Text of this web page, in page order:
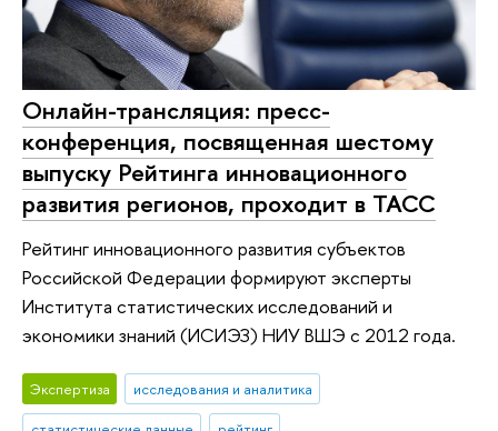
Онлайн-трансляция: пресс-
конференция, посвященная шестому
выпуску Рейтинга инновационного
развития регионов, проходит в ТАСС
Рейтинг инновационного развития субъектов
Российской Федерации формируют эксперты
Института статистических исследований и
экономики знаний (ИСИЭЗ) НИУ ВШЭ с 2012 года.
Экспертиза
исследования и аналитика